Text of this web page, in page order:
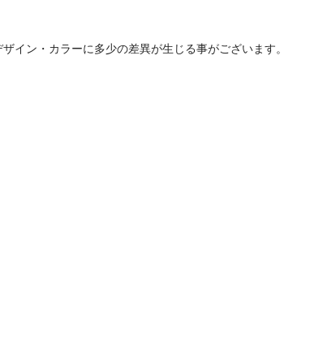
イン・カラーに多少の差異が生じる事がございます。